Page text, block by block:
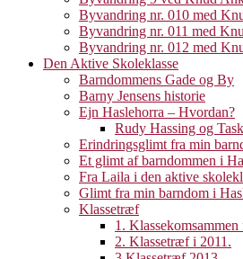
Byvandring nr. 010 med
Byvandring nr. 011 med
Byvandring nr. 012 med
Den Aktive Skoleklasse
Barndommens Gade og By
Barny Jensens historie
Ejn Haslehorra – Hvordan?
Rudy Hassing og
Erindringsglimt fra min
Et glimt af barndommen i
Fra Laila i den aktive
Glimt fra min barndom i
Klassetræf
1.
2. Klassetræf i 2011.